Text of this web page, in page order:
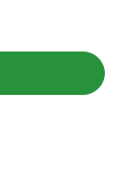
olika